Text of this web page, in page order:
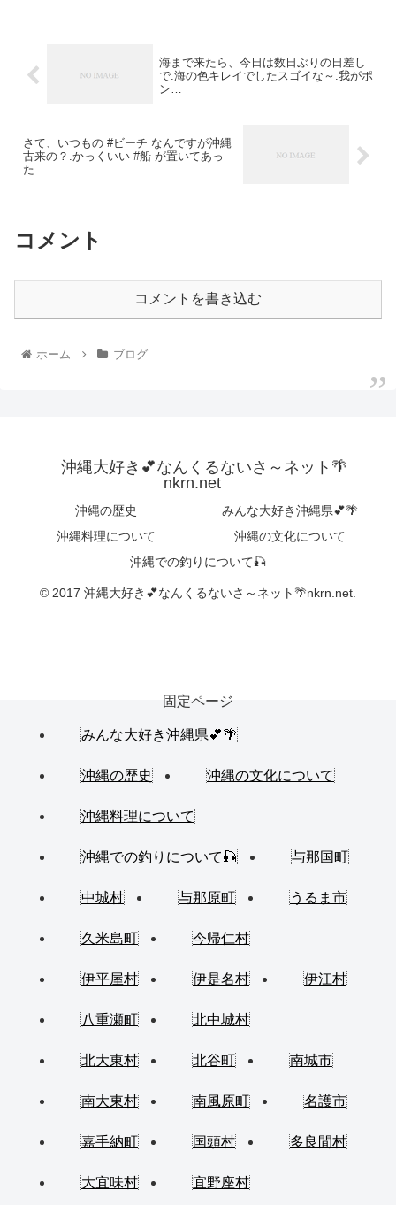
海まで来たら、今日は数日ぶりの日差し
で.海の色キレイでしたスゴイな～.我がポ
ン…
さて、いつもの #ビーチ なんですが沖縄
古来の？.かっくいい #船 が置いてあっ
た…
コメント
コメントを書き込む
ホーム ブログ
沖縄大好き💕なんくるないさ～ネット🌴
nkrn.net
沖縄の歴史
みんな大好き沖縄県💕🌴
沖縄料理について
沖縄の文化について
沖縄での釣りについて🎣
© 2017 沖縄大好き💕なんくるないさ～ネット🌴nkrn.net.
固定ページ
みんな大好き沖縄県💕🌴
沖縄の歴史 沖縄の文化について
沖縄料理について
沖縄での釣りについて🎣 与那国町
中城村 与那原町 うるま市
久米島町 今帰仁村
伊平屋村 伊是名村 伊江村
八重瀬町 北中城村
北大東村 北谷町 南城市
南大東村 南風原町 名護市
嘉手納町 国頭村 多良間村
大宜味村 宜野座村